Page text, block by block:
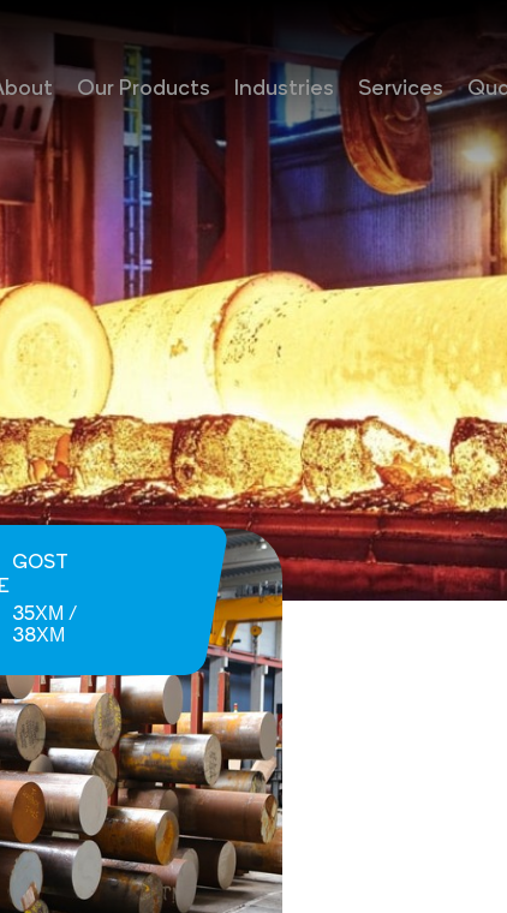
Our Products Industries Services
GOST
35ХМ /
38ХМ